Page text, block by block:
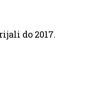
do 2017.